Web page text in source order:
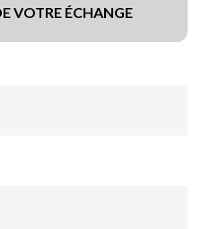
VOTRE ÉCHANGE